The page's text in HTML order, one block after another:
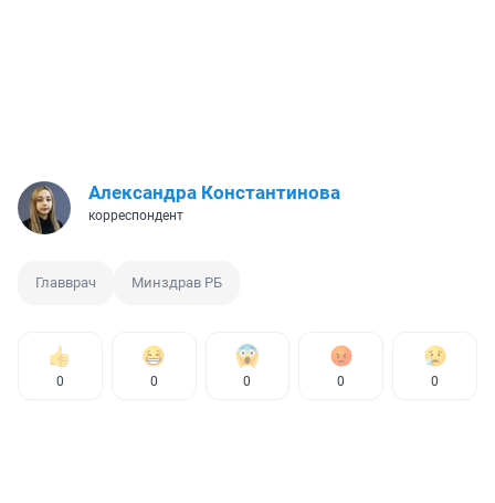
Александра Константинова
корреспондент
Главврач Минздрав РБ
0 0 0 0 0